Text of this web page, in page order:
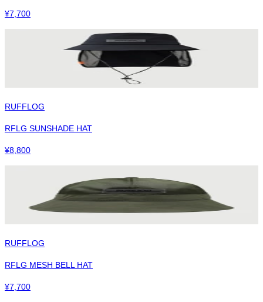
¥7,700
RUFFLOG
RFLG SUNSHADE HAT
¥8,800
RUFFLOG
RFLG MESH BELL HAT
¥7,700